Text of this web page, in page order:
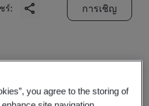
ร์: การเชิญ
you agree to the storing of